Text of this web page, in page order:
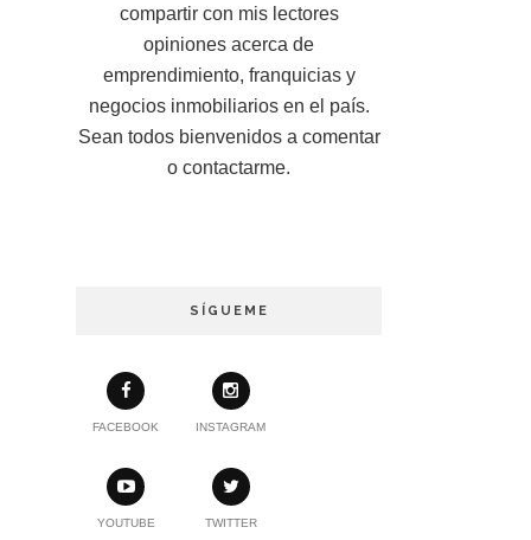
compartir con mis lectores
opiniones acerca de
emprendimiento, franquicias y
negocios inmobiliarios en el país.
Sean todos bienvenidos a comentar
o contactarme.
SÍGUEME
FACEBOOK INSTAGRAM
YOUTUBE TWITTER